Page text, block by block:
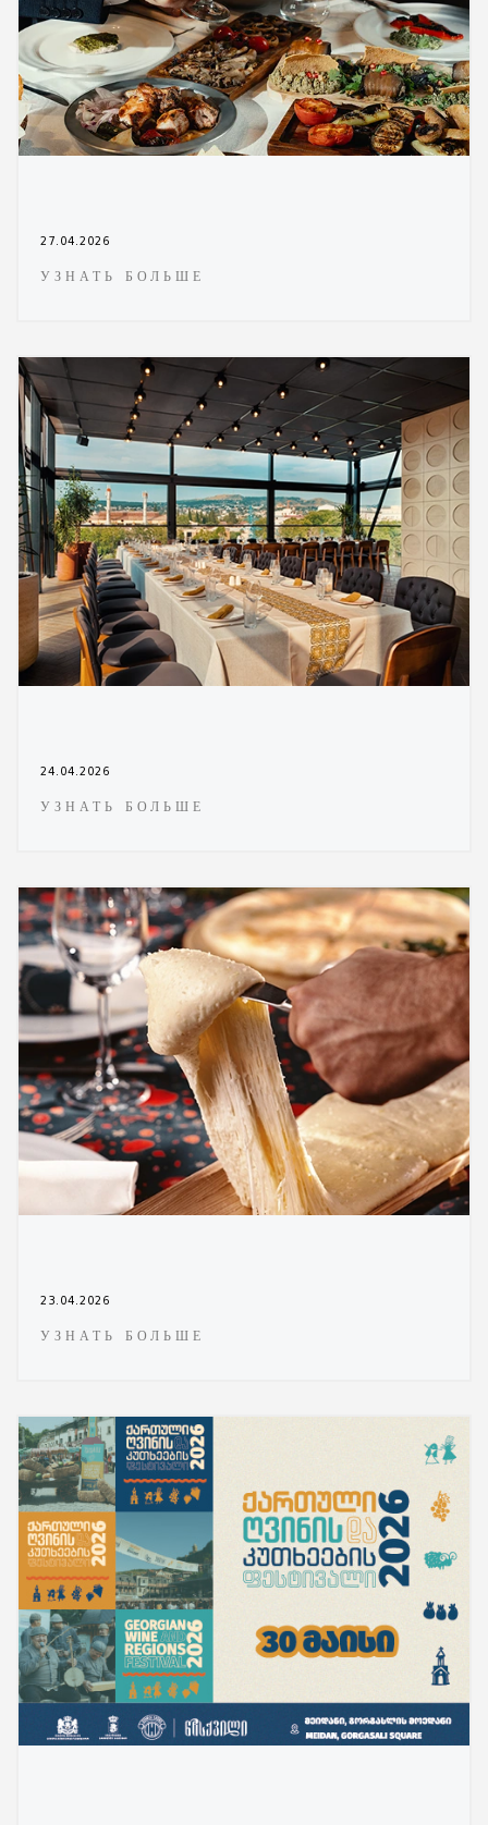
27.04.2026
УЗНАТЬ БОЛЬШЕ
24.04.2026
УЗНАТЬ БОЛЬШЕ
23.04.2026
УЗНАТЬ БОЛЬШЕ